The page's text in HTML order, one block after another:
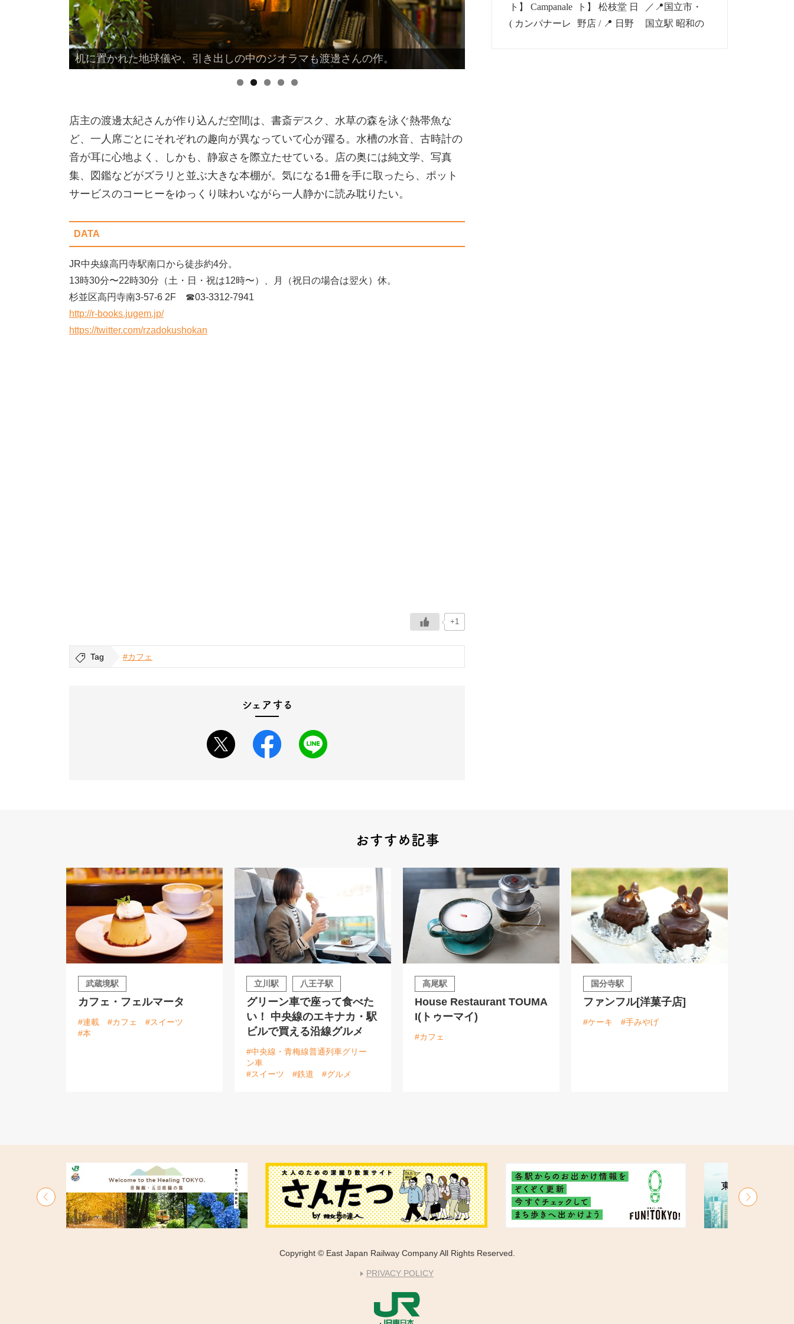
机に置かれた地球儀や、引き出しの中のジオラマも渡邊さんの作。
植栽、ランプ、小物でしつらえられ、アーティスティックな雰囲気。
店主の渡邊太紀さんが作り込んだ空間は、書斎デスク、水草の森を泳ぐ熱帯魚な
ど、一人席ごとにそれぞれの趣向が異なっていて心が躍る。水槽の水音、古時計の
音が耳に心地よく、しかも、静寂さを際立たせている。店の奥には純文学、写真
集、図鑑などがズラリと並ぶ大きな本棚が。気になる1冊を手に取ったら、ポット
サービスのコーヒーをゆっくり味わいながら一人静かに読み耽りたい。
DATA
JR中央線高円寺駅南口から徒歩約4分。
13時30分〜22時30分（土・日・祝は12時〜）、月（祝日の場合は翌火）休。
杉並区高円寺南3-57-6 2F ☎︎03-3312-7941
http://r-books.jugem.jp/
https://twitter.com/rzadokushokan
+1
Tag #カフェ
シェアする
おすすめ記事
武蔵境駅
カフェ・フェルマータ
#連載 #カフェ
#スイーツ
#本
立川駅 八王子駅
グリーン車で座って食べた
い！ 中央線のエキナカ・駅
ビルで買える沿線グルメ
#中央線・青梅線普通列車グリー
ン車
#スイーツ
#鉄道 #グルメ
高尾駅
House Restaurant TOUMA
I(トゥーマイ)
#カフェ
国分寺駅
ファンフル[洋菓子店]
#ケーキ #手みやげ
Copyright © East Japan Railway Company All Rights Reserved.
PRIVACY POLICY